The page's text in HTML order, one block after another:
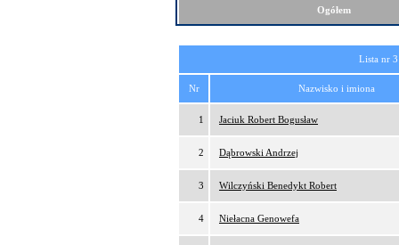
Ogółem
Lista nr
Nr Nazwisko i imiona
1 Jaciuk Robert Bogusław
2 Dąbrowski Andrzej
3 Wilczyński Benedykt Robert
4 Niełacna Genowefa